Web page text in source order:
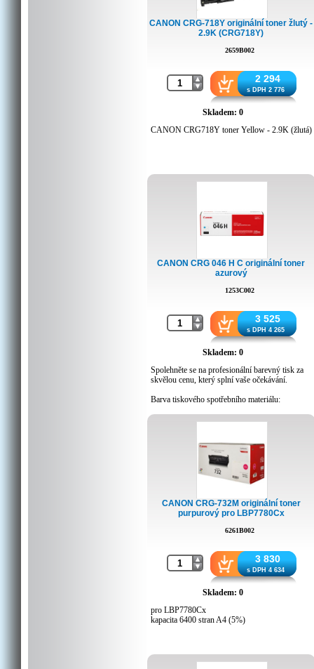
CANON CRG-718Y originální toner žlutý -
2.9K (CRG718Y)
2659B002
2 294
s DPH 2 776
Skladem: 0
CANON CRG718Y toner Yellow - 2.9K (žlutá)
CANON CRG 046 H C originální toner
azurový
1253C002
3 525
s DPH 4 265
Skladem: 0
Spolehněte se na profesionální barevný tisk za
skvělou cenu, který splní vaše očekávání.
Barva tiskového spotřebního materiálu:
Canon řada LBP650C
CANON CRG-732M originální toner
purpurový pro LBP7780Cx
6261B002
3 830
s DPH 4 634
Skladem: 0
pro LBP7780Cx
kapacita 6400 stran A4 (5%)